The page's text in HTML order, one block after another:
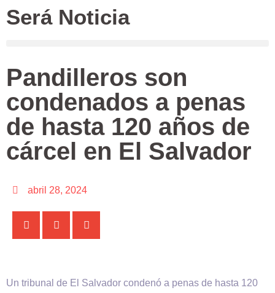
Será Noticia
Pandilleros son
condenados a penas
de hasta 120 años de
cárcel en El Salvador
abril 28, 2024
Un tribunal de El Salvador condenó a penas de hasta 120